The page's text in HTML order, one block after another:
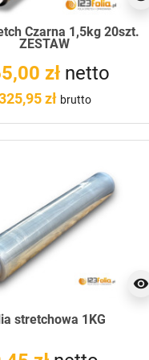
Czarna 1,5kg 20szt.
ZESTAW
zł netto
zł brutto
visibility
stretchowa 1KG